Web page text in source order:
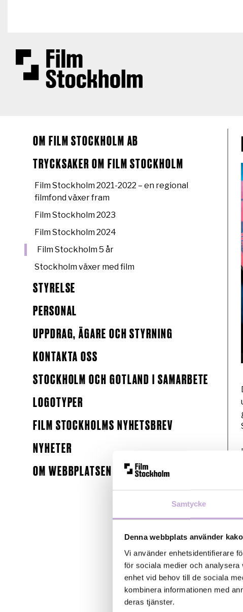
Samtycke
Denna webbplats använder
Vi använder enhetsidentifierare
för sociala medier och
enhet vid behov till de sociala
kombinera informationen med
deras tjänster.
OM FILM STOCKHOLM AB
TRYCKSAKER OM FILM STOCKHOLM
Film Stockholm 2021-2022 – en regional
filmfond växer fram
Film Stockholm 2023
Film Stockholm 2024
Film Stockholm 5 år
Stockholm växer med film
STYRELSE
PERSONAL
UPPDRAG, ÄGARE OCH STYRNING
KONTAKTA OSS
STOCKHOLM OCH GOTLAND I SAMARBETE
LOGOTYPER
FILM STOCKHOLMS NYHETSBREV
NYHETER
OM WEBBPLATSEN